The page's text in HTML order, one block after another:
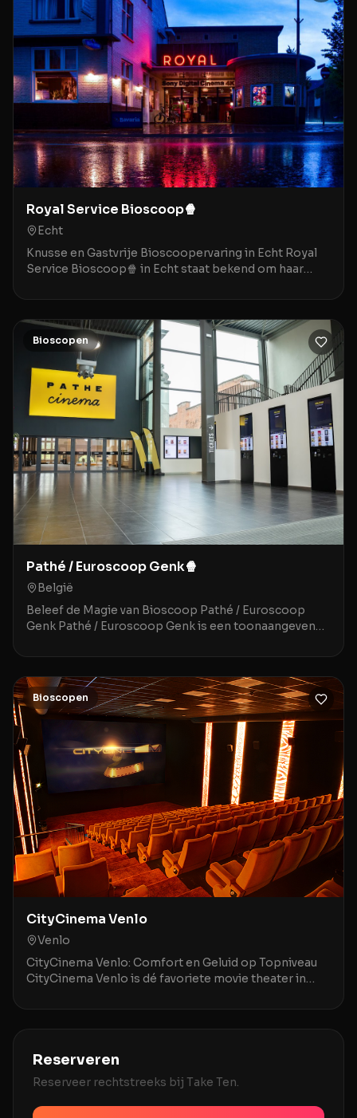
Royal Service Bioscoop🍿
Echt
Knusse en Gastvrije Bioscoopervaring in Echt Royal
Service Bioscoop🍿 in Echt staat bekend om haar
Bioscopen
Pathé / Euroscoop Genk🍿
België
Beleef de Magie van Bioscoop Pathé / Euroscoop
Genk Pathé / Euroscoop Genk is een toonaangevende
Bioscopen
CityCinema Venlo
Venlo
CityCinema Venlo: Comfort en Geluid op Topniveau
CityCinema Venlo is dé favoriete movie theater in
v
Reserveren
Reserveer rechtstreeks bij Take Ten.